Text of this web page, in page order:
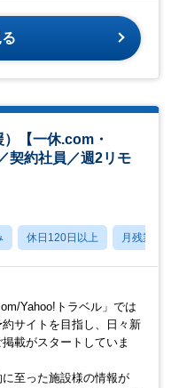
【一休.com・
契約社員／週2リモ
休日120日以上 月残業20
Yahoo!トラベル」では
約サイトを目指し、日々新
載がスタートしていま
至った施設様の情報が